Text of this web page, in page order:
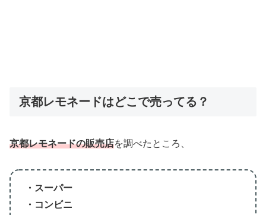
京都レモネードはどこで売ってる？
京都レモネードの販売店を調べたところ、
・スーパー
・コンビニ